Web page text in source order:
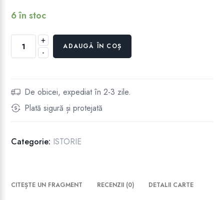
6 în stoc
-
ISTORIA
ROMÂNE
(1859–
1914)
+
ADAUGĂ ÎN COȘ
De obicei, expediat în 2-3 zile.
Plată sigură și protejată
Categorie: ISTORIE
CITEȘTE UN FRAGMENT RECENZII (0) DETALII CARTE